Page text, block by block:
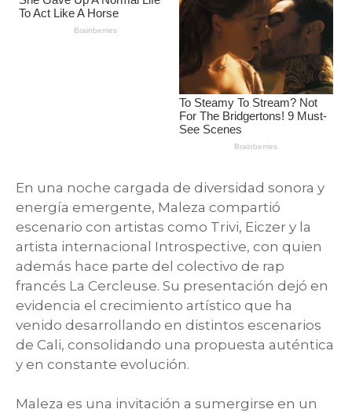
En una noche cargada de diversidad sonora y
energía emergente, Maleza compartió
escenario con artistas como Trivi, Eiczer y la
artista internacional Introspecti.ve, con quien
además hace parte del colectivo de rap
francés La Cercleuse. Su presentación dejó en
evidencia el crecimiento artístico que ha
venido desarrollando en distintos escenarios
de Cali, consolidando una propuesta auténtica
y en constante evolución.
Maleza es una invitación a sumergirse en un